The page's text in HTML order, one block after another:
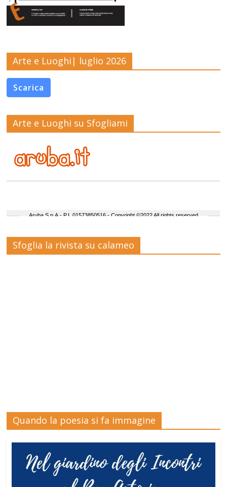
Arte e Luoghi| luglio 2026
Scarica
Arte e Luoghi su Sfogliami
Sfoglia la rivista su calameo
Quando la poesia si fa immagine